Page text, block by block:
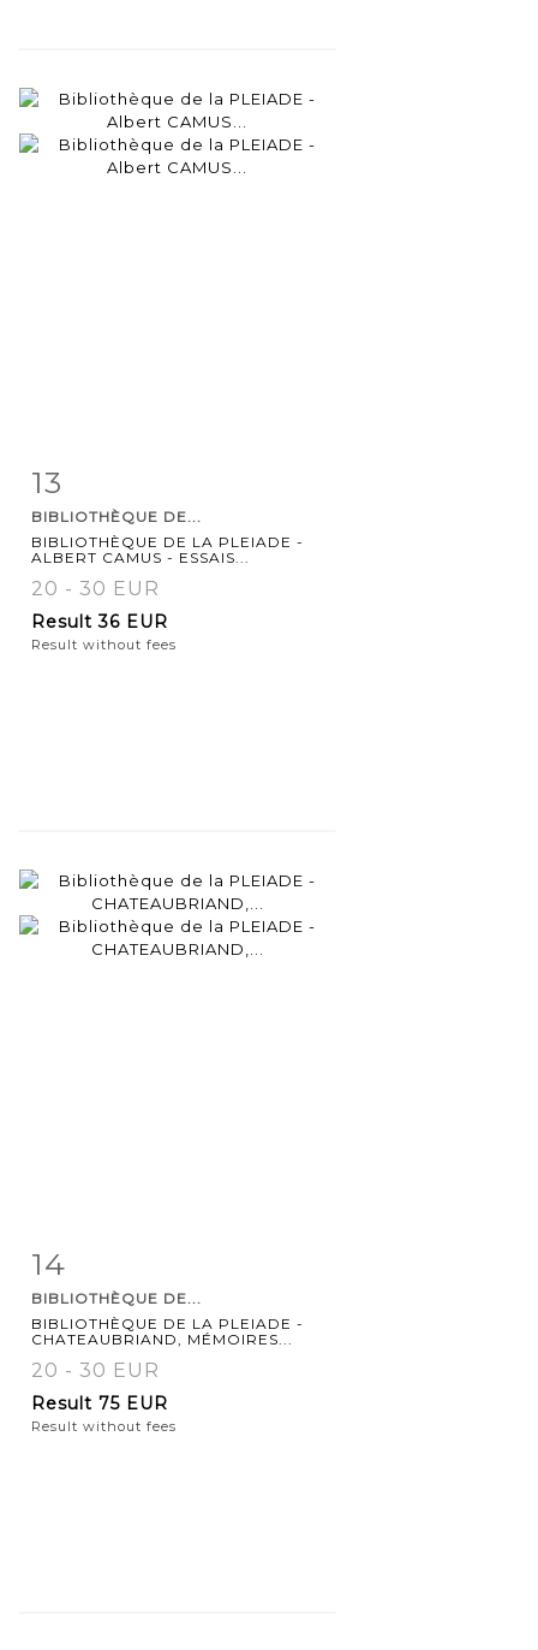
Item detail
13
BIBLIOTHÈQUE DE...
BIBLIOTHÈQUE DE LA PLEIADE -
ALBERT CAMUS - ESSAIS...
20 - 30 EUR
Result36 EUR
Result without fees
Item detail
14
BIBLIOTHÈQUE DE...
BIBLIOTHÈQUE DE LA PLEIADE -
CHATEAUBRIAND, MÉMOIRES...
20 - 30 EUR
Result 75 EUR
Result without fees